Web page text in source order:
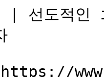
도적인
https://